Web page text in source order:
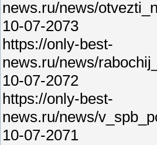
news.ru/news/
10-07-2073
https://only-best-
news.ru/news/
10-07-2072
https://only-best-
news.ru/news/
10-07-2071